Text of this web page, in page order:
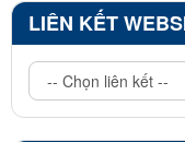
LIÊN KẾT